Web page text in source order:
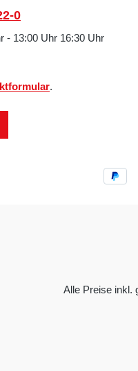
0
- 13:00 Uhr 16:30 Uhr
.
Alle Preise inkl.